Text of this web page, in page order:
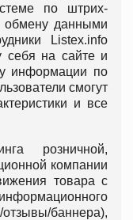
по штрих-
обмену данными
Listex.info
себя на сайте и
информации по
смогут
и все
розничной,
компании
товара с
баннера),